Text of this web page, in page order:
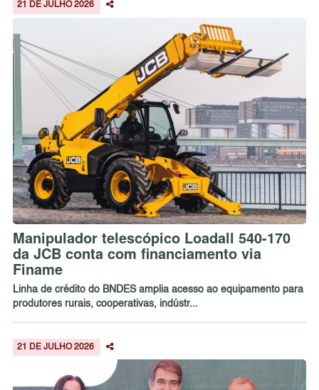
21 DE JULHO 2026
Manipulador telescópico Loadall 540-170
da JCB conta com financiamento via
Finame
Linha de crédito do BNDES amplia acesso ao equipamento para
produtores rurais, cooperativas, indústr...
21 DE JULHO 2026